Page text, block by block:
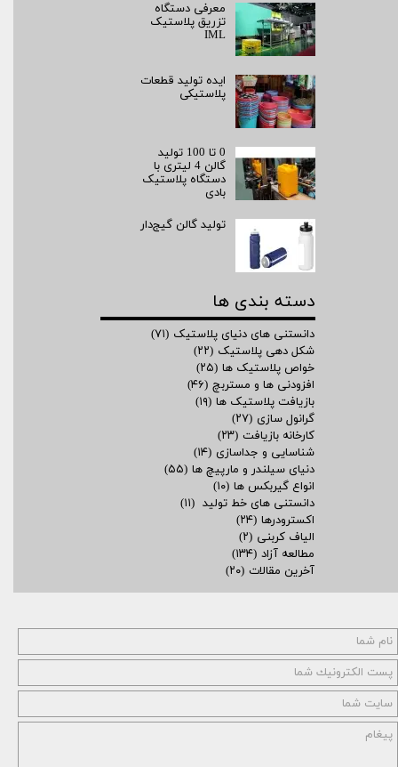
معرفی دستگاه
تزریق پلاستیک
IML
ایده تولید قطعات
پلاستیکی
0 تا 100 تولید
گالن 4 لیتری با
دستگاه پلاستیک
بادی
تولید گالن گیج‌دار
دسته بندی ها
دانستنی های دنیای پلاستیک (۷۱)
شکل دهی پلاستیک (۲۲)
خواص پلاستیک ها (۲۵)
افزودنی ها و مستربچ (۴۶)
بازیافت پلاستیک ها (۱۹)
گرانول سازی (۲۷)
کارخانه بازیافت (۲۳)
شناسایی و جداسازی (۱۴)
دنیای سیلندر و مارپیچ ها (۵۵)
انواع گیربکس ها (۱۰)
دانستنی های خط تولید (۱۱)
اکسترودرها (۲۴)
الیاف کربنی (۲)
مطالعه آزاد (۱۳۴)
آخرین مقالات (۲۰)